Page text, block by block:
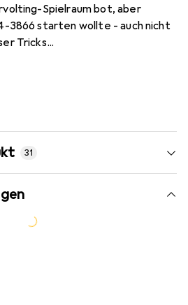
Spielraum bot, aber
3866 starten wollte - auch nicht
Tricks...
31